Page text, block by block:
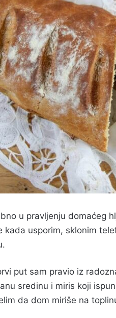
u pravljenju domaćeg
kada usporim, sklonim
put sam pravio iz
sredinu i miris koji
da dom miriše na